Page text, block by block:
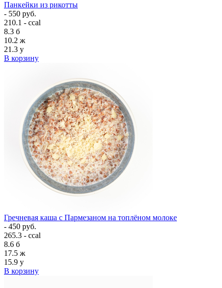
Панкейки из рикотты
- 550 руб.
210.1 - ccal
8.3 б
10.2 ж
21.3 у
В корзину
Гречневая каша с Пармезаном на топлёном молоке
- 450 руб.
265.3 - ccal
8.6 б
17.5 ж
15.9 у
В корзину